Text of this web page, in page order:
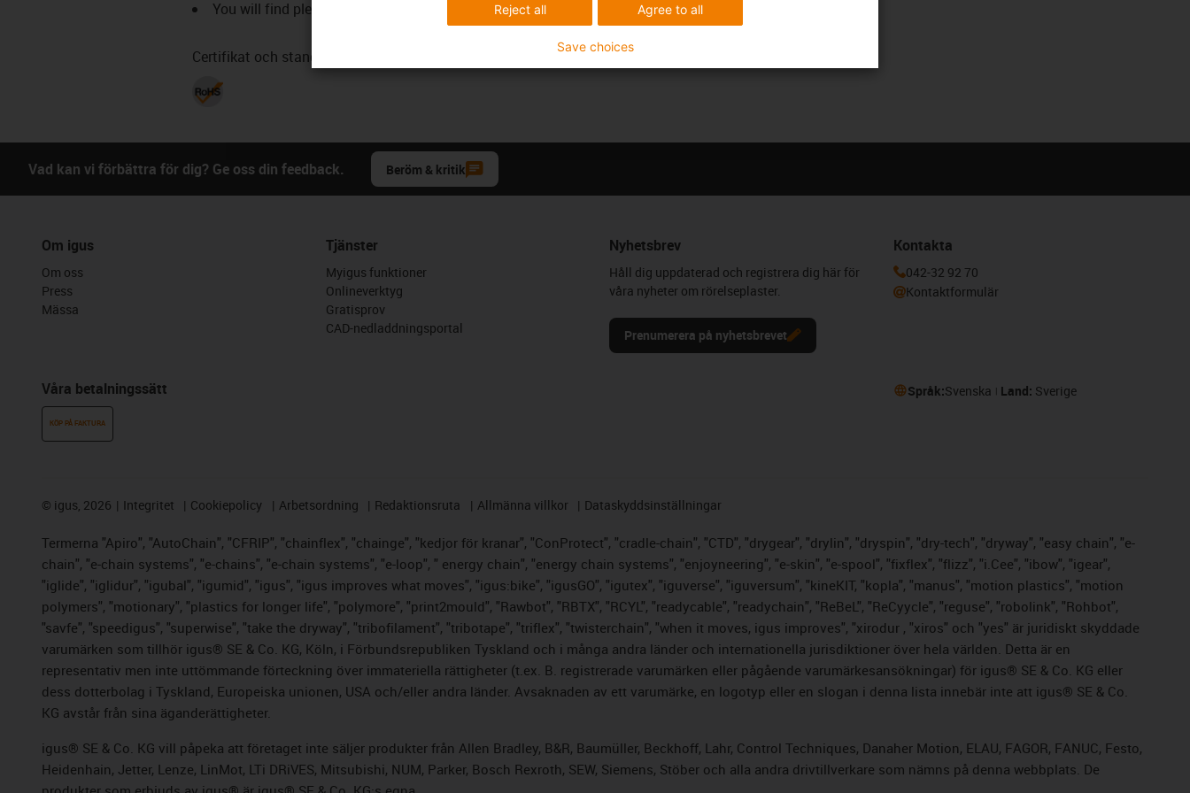
You will find plenty of additional application areas at our
Industry solutions
Certifikat och standarder
Vad kan vi förbättra för dig? Ge oss din feedback. Beröm & kritik
Om igus
Om oss
Press
Mässa
Våra betalningssätt
KÖP PÅ FAKTURA
Tjänster
Myigus funktioner
Onlineverktyg
Gratisprov
CAD-nedladdningsportal
Nyhetsbrev
Håll dig uppdaterad och registrera dig här för
våra nyheter om rörelseplaster.
Prenumerera på nyhetsbrevet
Kontakta
042-32 92 70
Kontaktformulär
Språk:Svenska Land: Sverige
© igus, 2026 Integritet Cookiepolicy Arbetsordning Redaktionsruta Allmänna villkor Dataskyddsinställningar
Termerna "Apiro", "AutoChain", "CFRIP", "chainflex", "chainge", "kedjor för kranar", "ConProtect", "cradle-chain", "CTD", "drygear", "drylin", "dryspin", "dry-tech", "dryway", "easy chain", "e-
chain", "e-chain systems", "e-chains", "e-chain systems", "e-loop", " energy chain", "energy chain systems", "enjoyneering", "e-skin", "e-spool", "fixflex", "flizz", "i.Cee", "ibow", "igear",
"iglide", "iglidur", "igubal", "igumid", "igus", "igus improves what moves", "igus:bike", "igusGO", "igutex", "iguverse", "iguversum", "kineKIT, "kopla", "manus", "motion plastics", "motion
polymers", "motionary", "plastics for longer life", "polymore", "print2mould", "Rawbot", "RBTX", "RCYL", "readycable", "readychain", "ReBeL", "ReCyycle", "reguse", "robolink", "Rohbot",
"savfe", "speedigus", "superwise", "take the dryway", "tribofilament", "tribotape", "triflex", "twisterchain", "when it moves, igus improves", "xirodur , "xiros" och "yes" är juridiskt skyddade
varumärken som tillhör igus® SE & Co. KG, Köln, i Förbundsrepubliken Tyskland och i många andra länder och internationella jurisdiktioner över hela världen. Detta är en
representativ men inte uttömmande förteckning över immateriella rättigheter (t.ex. B. registrerade varumärken eller pågående varumärkesansökningar) för igus® SE & Co. KG eller
dess dotterbolag i Tyskland, Europeiska unionen, USA och/eller andra länder. Avsaknaden av ett varumärke, en logotyp eller en slogan i denna lista innebär inte att igus® SE & Co.
KG avstår från sina äganderättigheter.
igus® SE & Co. KG vill påpeka att företaget inte säljer produkter från Allen Bradley, B&R, Baumüller, Beckhoff, Lahr, Control Techniques, Danaher Motion, ELAU, FAGOR, FANUC, Festo,
Heidenhain, Jetter, Lenze, LinMot, LTi DRiVES, Mitsubishi, NUM, Parker, Bosch Rexroth, SEW, Siemens, Stöber och alla andra drivtillverkare som nämns på denna webbplats. De
Agree to all
Reject all
Save choices